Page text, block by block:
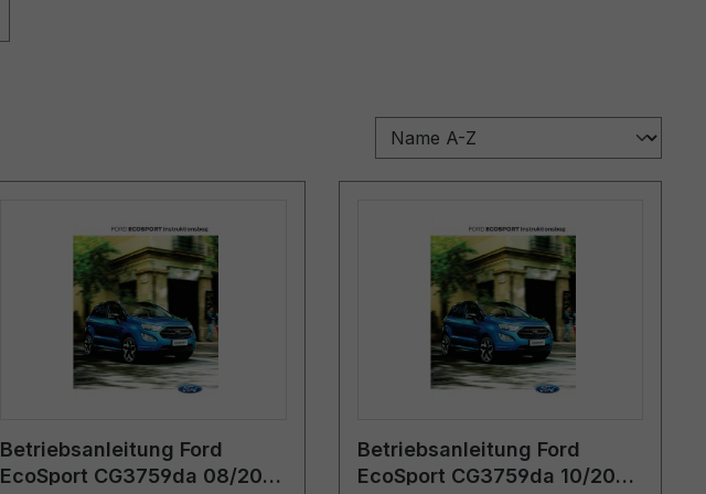
Betriebsanleitung Ford
EcoSport CG3759da 08/2017
Betriebsanleitung Ford
EcoSport CG3759da 10/2020